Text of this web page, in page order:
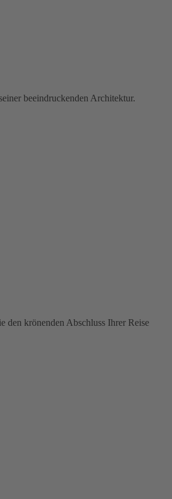
beeindruckenden Architektur.
den krönenden Abschluss Ihrer Reise